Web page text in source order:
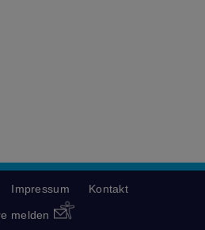
Impressum Kontakt
melden